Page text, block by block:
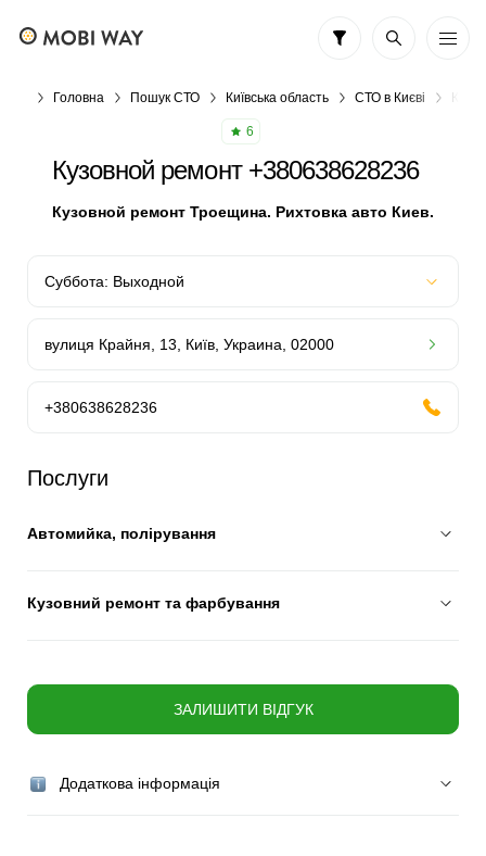
Головна Пошук СТО Київська область СТО в Києві
6
Кузовной ремонт +380638628236
Кузовной ремонт Троещина. Рихтовка авто Киев.
вулиця Крайня, 13, Київ, Украина, 02000
+380638628236
Послуги
Автомийка, полірування
Кузовний ремонт та фарбування
ЗАЛИШИТИ ВІДГУК
Додаткова інформація